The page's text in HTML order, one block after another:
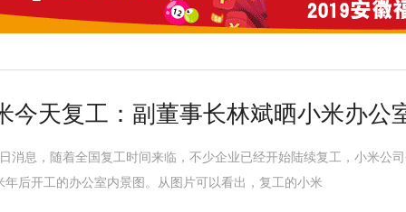
今天复工：副董事长林斌晒小米办公
消息，随着全国复工时间来临，不少企业已经开始陆续复工，小米公
年后开工的办公室内景图。从图片可以看出，复工的小米